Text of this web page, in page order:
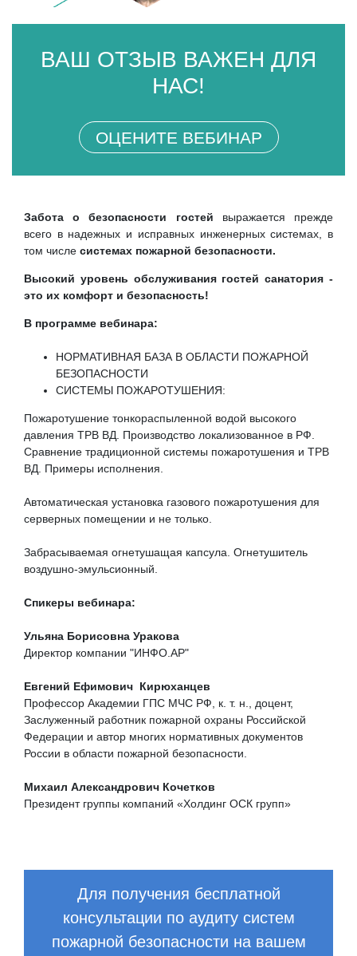
ВАШ ОТЗЫВ ВАЖЕН ДЛЯ
НАС!
ОЦЕНИТЕ ВЕБИНАР
Забота о безопасности гостей выражается прежде
всего в надежных и исправных инженерных системах, в
том числе системах пожарной безопасности.
Высокий уровень обслуживания гостей санатория -
это их комфорт и безопасность!
В программе вебинара:
НОРМАТИВНАЯ БАЗА В ОБЛАСТИ ПОЖАРНОЙ
БЕЗОПАСНОСТИ
СИСТЕМЫ ПОЖАРОТУШЕНИЯ:
Пожаротушение тонкораспыленной водой высокого
давления ТРВ ВД. Производство локализованное в РФ.
Сравнение традиционной системы пожаротушения и ТРВ
ВД. Примеры исполнения.
Автоматическая установка газового пожаротушения для
серверных помещении и не только.
Забрасываемая огнетушащая капсула. Огнетушитель
воздушно-эмульсионный.
Спикеры вебинара:
Ульяна Борисовна Уракова
Директор компании "ИНФО.АР"
Евгений Ефимович Кирюханцев
Профессор Академии ГПС МЧС РФ, к. т. н., доцент,
Заслуженный работник пожарной охраны Российской
Федерации и автор многих нормативных документов
России в области пожарной безопасности.
Михаил Александрович Кочетков
Президент группы компаний «Холдинг ОСК групп»
Для получения бесплатной
консультации по аудиту систем
пожарной безопасности на вашем